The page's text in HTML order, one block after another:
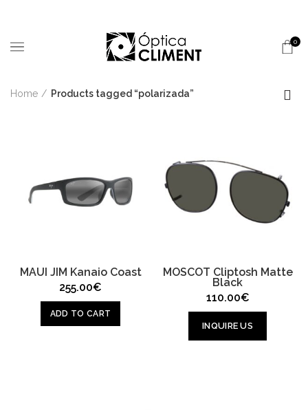
0
Home Products tagged “polarizada”
MAUI JIM Kanaio Coast
255.00€
ADD TO CART
MOSCOT Cliptosh Matte
Black
110.00€
INQUIRE US